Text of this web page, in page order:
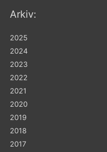
Arkiv:
2025
2024
2023
2022
2021
2020
2019
2018
2017